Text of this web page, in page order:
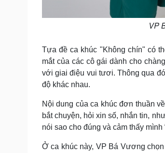
VP
Tựa đề ca khúc "Không chín" có
mắt của các cô gái dành cho
với giai điệu vui tươi. Thông qua
độ khác nhau.
Nội dung của ca khúc đơn thuần
bắt chuyện, hỏi xin số, nhắn tin,
nói sao cho đúng và cảm thấy mình
Ở ca khúc này, VP Bá Vương